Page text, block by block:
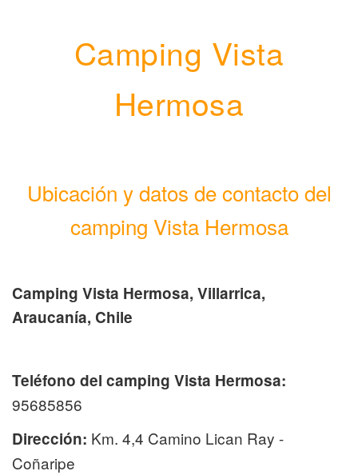
Camping Vista
Hermosa
Ubicación y datos de contacto del
camping Vista Hermosa
Camping Vista Hermosa, Villarrica,
Araucanía, Chile
Teléfono del camping Vista Hermosa:
95685856
Dirección: Km. 4,4 Camino Lican Ray -
Coñaripe